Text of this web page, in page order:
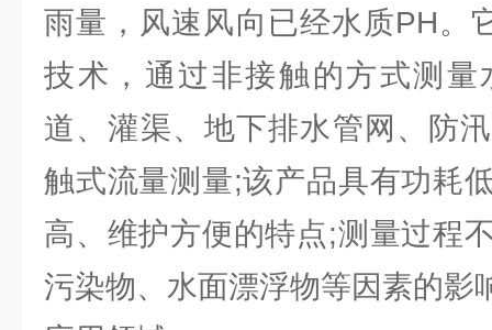
雨量，风速风向已经水质PH。
技术，通过非接触的方式测量
道、灌渠、地下排水管网、防
触式流量测量;该产品具有功耗
高、维护方便的特点;测量过程
污染物、水面漂浮物等因素的影